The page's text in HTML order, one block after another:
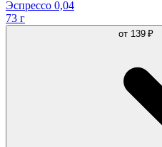
Эспрессо 0,04
73 г
от 139 ₽